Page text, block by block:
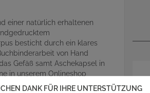
einer natürlich erhaltenen
besticht durch ein klares
von Hand
Gefäß samt Aschekapsel in
in unserem Onlineshop
DANK FÜR IHRE UNTERSTÜTZUNG